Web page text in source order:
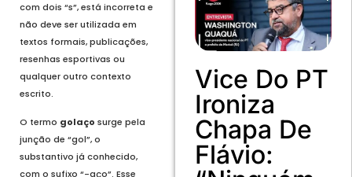
com dois “s”, está incorreta e
não deve ser utilizada em
textos formais, publicações,
resenhas esportivas ou
qualquer outro contexto
escrito.
O termo golaço surge pela
junção de “gol”, o
substantivo já conhecido,
com o sufixo “-aço”. Esse
Vice Do PT
Ironiza
Chapa De
Flávio: